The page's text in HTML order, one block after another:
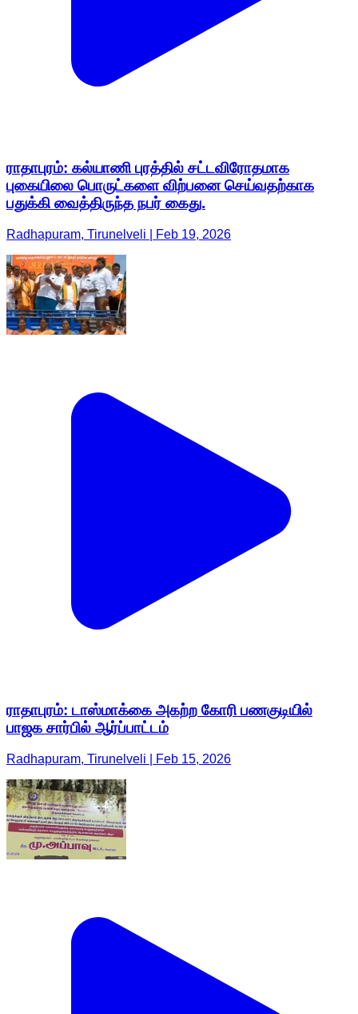
ராதாபுரம்: கல்யாணி புரத்தில் சட்டவிரோதமாக
புகையிலை பொருட்களை விற்பனை செய்வதற்காக
பதுக்கி வைத்திருந்த நபர் கைது.
Radhapuram, Tirunelveli | Feb 19, 2026
ராதாபுரம்: டாஸ்மாக்கை அகற்ற கோரி பணகுடியில்
பாஜக சார்பில் ஆர்ப்பாட்டம்
Radhapuram, Tirunelveli | Feb 15, 2026